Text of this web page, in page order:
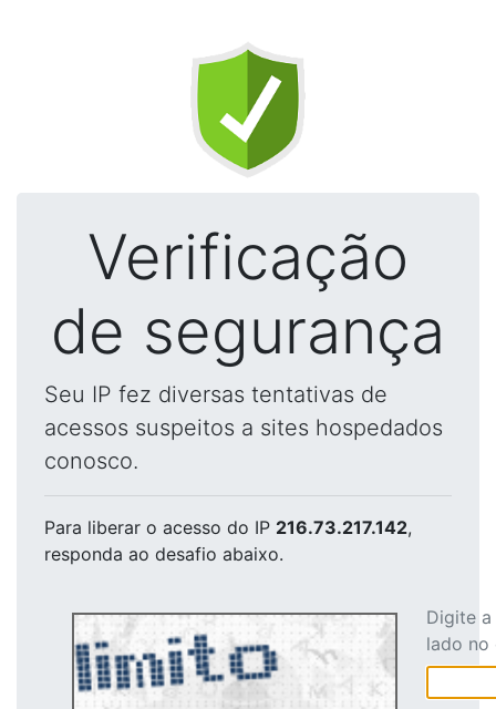
Verificação
de segurança
Seu IP fez diversas tentativas de
acessos suspeitos a sites hospedados
conosco.
Para liberar o acesso do IP 216.73.217.142,
responda ao desafio abaixo.
Digite
lado no